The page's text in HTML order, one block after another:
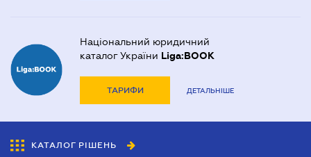
Національний юридичний
каталог України Liga:BOOK
ТАРИФИ ДЕТАЛЬНІШЕ
КАТАЛОГ РІШЕНЬ